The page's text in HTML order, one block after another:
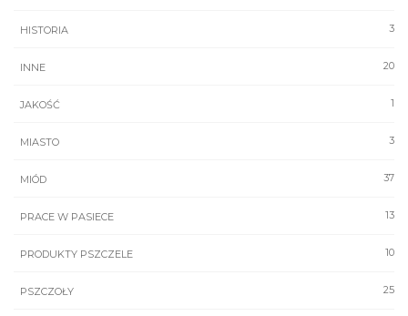
3
HISTORIA
20
INNE
1
JAKOŚĆ
3
MIASTO
37
MIÓD
13
PRACE W PASIECE
10
PRODUKTY PSZCZELE
25
PSZCZOŁY